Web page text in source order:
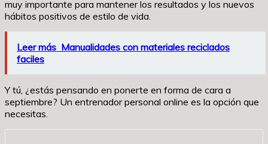
muy importante para mantener los resultados y los nuevos
hábitos positivos de estilo de vida.
Leer más Manualidades con materiales reciclados
faciles
Y tú, ¿estás pensando en ponerte en forma de cara a
septiembre? Un entrenador personal online es la opción que
necesitas.